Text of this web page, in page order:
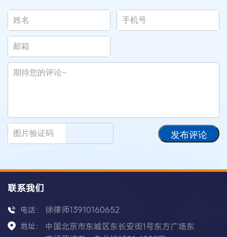
发布评论
联系我们
电话： 徐律师13910160652
地址：
中国北京市东城区东长安街1号东方广场东